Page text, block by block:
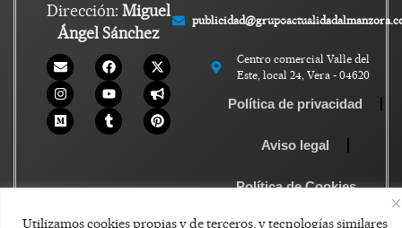
Utilizamos cookies propias y de terceros, y tecnologías similares
Dirección: Miguel
Ángel Sánchez
Centro comercial Valle del
Este, local 24, Vera - 04620
Política de privacidad
Aviso legal
Política de Cookies